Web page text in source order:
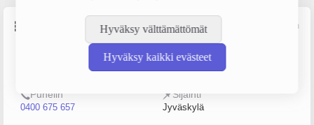
Hyväksy välttämättömät
Hyväksy kaikki evästeet
Lähde: YTJ, PRH, Traficom
Henkilöstömäärä
0–4
Puhelin
0400 675 657
Sijainti
Jyväskylä